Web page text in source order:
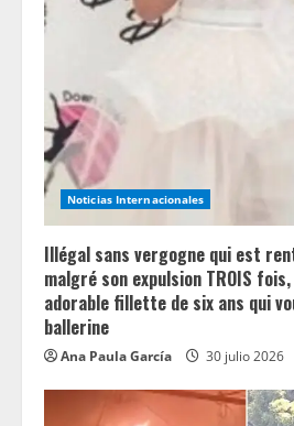
Noticias Internacionales
Illégal sans vergogne qui est
malgré son expulsion TROIS
adorable fillette de six ans qui
ballerine
Ana Paula García 30 julio 2026